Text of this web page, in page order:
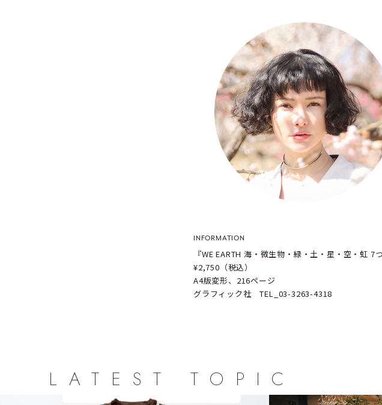
INFORMATION
『WE EARTH 海・微生物・緑・土・星・空・虹 7
¥2,750（税込）
A4版変形、216ページ
グラフィック社 TEL_03-3263-4318
LATEST TOPIC